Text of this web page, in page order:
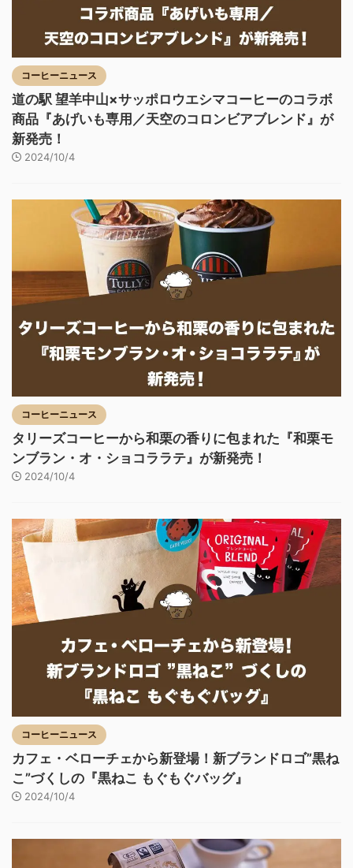
コーヒーニュース
道の駅 望羊中山×サッポロウエシマコーヒーのコラボ
商品『あげいも専用／天空のコロンビアブレンド』が
新発売！
2024/10/4
コーヒーニュース
タリーズコーヒーから和栗の香りに包まれた『和栗モ
ンブラン・オ・ショコララテ』が新発売！
2024/10/4
コーヒーニュース
カフェ・ベローチェから新登場！新ブランドロゴ”黒ね
こ”づくしの『黒ねこ もぐもぐバッグ』
2024/10/4